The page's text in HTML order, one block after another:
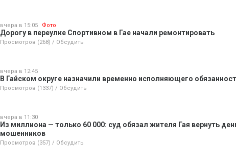
вчера в 15:05 Фото
Дорогу в переулке Спортивном в Гае начали ремонтировать
Просмотров (268) / Обсудить
вчера в 12:45
В Гайском округе назначили временно исполняющего
Просмотров (1337) / Обсудить
вчера в 11:30
Из миллиона — только 60 000: суд обязал жителя Гая вернуть
мошенников
Просмотров (357) / Обсудить